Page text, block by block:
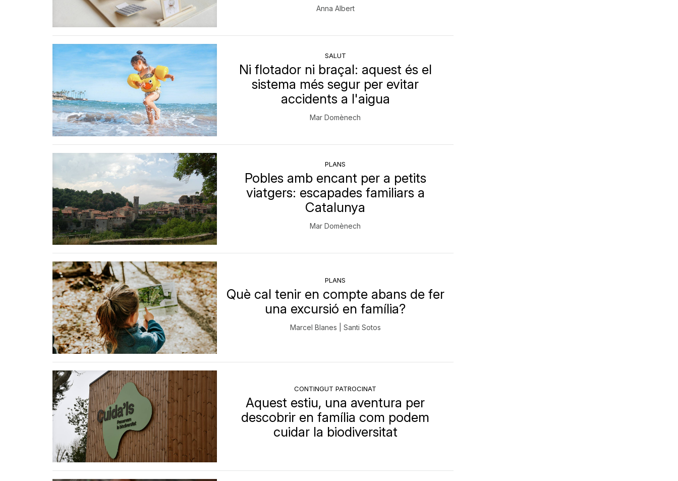
Anna Albert
SALUT
Ni flotador ni braçal: aquest és el
sistema més segur per evitar
accidents a l'aigua
Mar Domènech
PLANS
Pobles amb encant per a petits
viatgers: escapades familiars a
Catalunya
Mar Domènech
PLANS
Què cal tenir en compte abans de fer
una excursió en família?
Marcel Blanes | Santi Sotos
CONTINGUT PATROCINAT
Aquest estiu, una aventura per
descobrir en família com podem
cuidar la biodiversitat